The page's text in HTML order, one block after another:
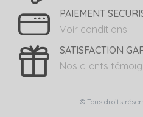
PAIEMENT
Voir conditions
SATISFACTION
Nos clients
© Tous droits